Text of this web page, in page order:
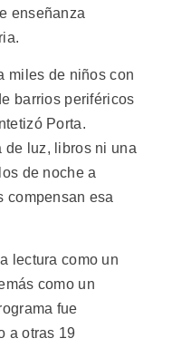
enseñanza
miles de niños con
barrios periféricos
Porta.
de luz, libros ni una
de noche a
compensan esa
lectura como un
como un
fue
a otras 19